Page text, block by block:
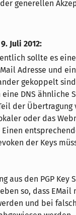
generellen
Juli 2012:
sollte es
Adresse und
gekoppelt
DNS ähnliche
der Übertragung
oder das
der Keys
aus den PGP Key
so, dass
und bei